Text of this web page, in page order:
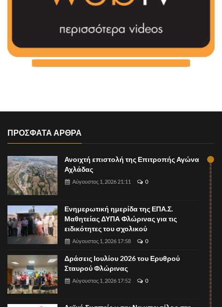
ΠΡΟΣΦΑΤΑ ΑΡΘΡΑ
Ανοιχτή επιστολή της Επιτροπής Αγώνα
Αχλάδας
Αύγουστος 1, 2026 21:11 0
Ενημερωτική ημερίδα της ΕΠΑ.Σ.
Μαθητείας ΔΥΠΑ Φλώρινας για τις
ειδικότητες του σχολικού
Αύγουστος 1, 2026 17:58 0
Δράσεις Ιουλίου 2026 του Ερυθρού
Σταυρού Φλώρινας
Αύγουστος 1, 2026 17:52 0